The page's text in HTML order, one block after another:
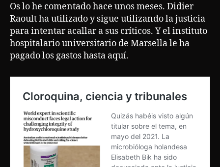
Os lo he comentado hace unos meses. Didier
Raoult ha utilizado y sigue utilizando la justicia
para intentar acallar a sus críticos. Y el instituto
hospitalario universitario de Marsella le ha
pagado los gastos hasta aquí.